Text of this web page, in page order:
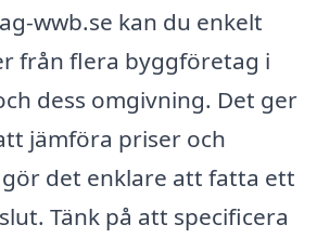
wwb.se kan du enkelt
från flera byggföretag i
dess omgivning. Det ger
jämföra priser och
det enklare att fatta ett
Tänk på att specificera